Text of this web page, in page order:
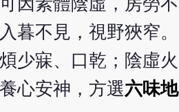
暮不見，視野狹窄。
少寐、口乾；陰虛火
心安神，方選六味地